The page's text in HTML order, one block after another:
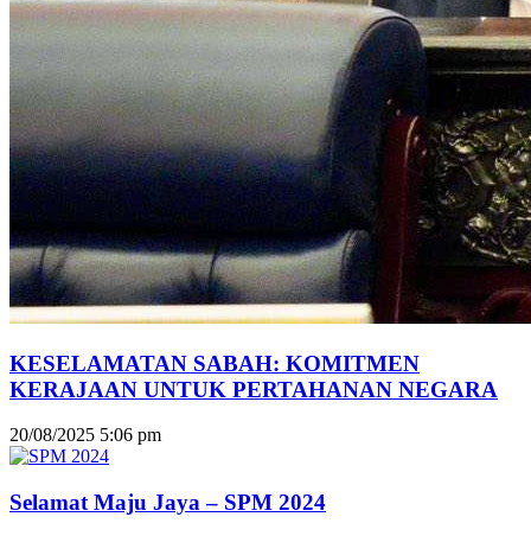
KESELAMATAN SABAH: KOMITMEN
KERAJAAN UNTUK PERTAHANAN NEGARA
20/08/2025 5:06 pm
Selamat Maju Jaya – SPM 2024